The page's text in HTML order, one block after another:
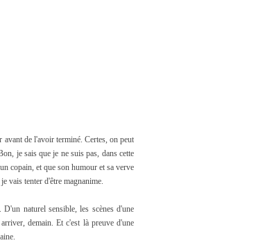
avant de l'avoir terminé. Certes, on peut
je sais que je ne suis pas, dans cette
copain, et que son humour et sa verve
vais tenter d'être magnanime.
naturel sensible, les scènes d'une
demain. Et c'est là preuve d'une